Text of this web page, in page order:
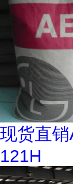
现货直
121H